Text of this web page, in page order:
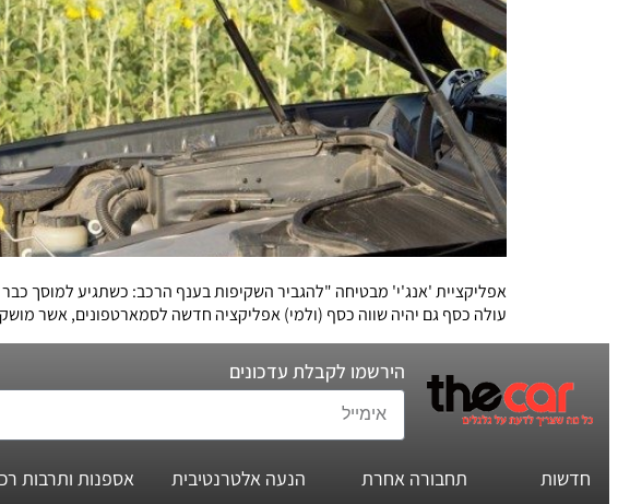
אפליקציית 'אנג'י' מבטיחה "להגביר השקיפות בענף הרכב: כשתגיע למוסך
עולה כסף גם יהיה שווה כסף (ולמי) אפליקציה חדשה לסמארטפונים, אשר
הירשמו לקבלת עדכונים
חדשות
תחבורה אחרת
הנעה אלטרנטיבית
אספנות ותרבות